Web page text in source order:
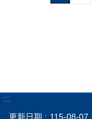
:::
更新日期 115-08-07